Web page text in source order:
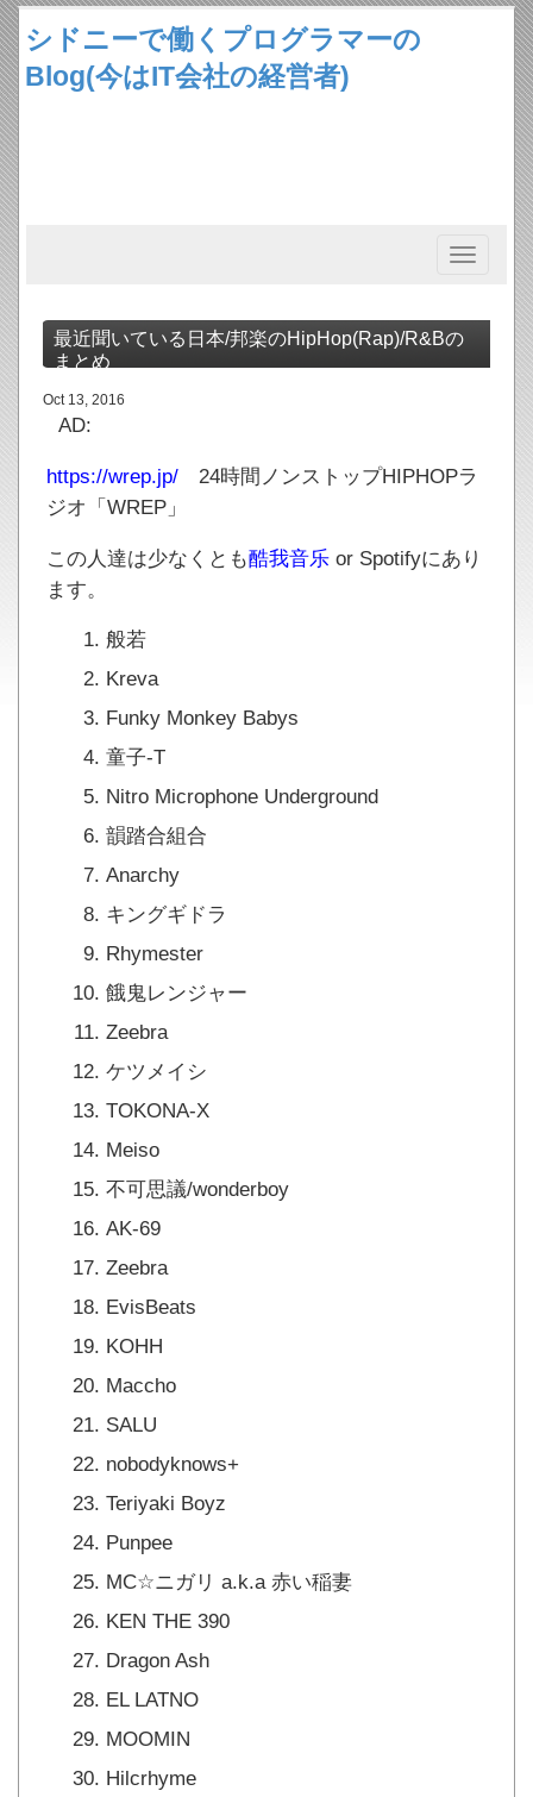
シドニーで働くプログラマーの
Blog(今はIT会社の経営者)
Toggle
navigation
最近聞いている日本/邦楽のHipHop(Rap)/R&Bの
まとめ
Oct 13, 2016
AD:
https://wrep.jp/ 24時間ノンストップHIPHOPラ
ジオ「WREP」
この人達は少なくとも酷我音乐 or Spotifyにあり
ます。
般若
Kreva
Funky Monkey Babys
童子-T
Nitro Microphone Underground
韻踏合組合
Anarchy
キングギドラ
Rhymester
餓鬼レンジャー
Zeebra
ケツメイシ
TOKONA-X
Meiso
不可思議/wonderboy
AK-69
Zeebra
EvisBeats
KOHH
Maccho
SALU
nobodyknows+
Teriyaki Boyz
Punpee
MC☆ニガリ a.k.a 赤い稲妻
KEN THE 390
Dragon Ash
EL LATNO
MOOMIN
Hilcrhyme